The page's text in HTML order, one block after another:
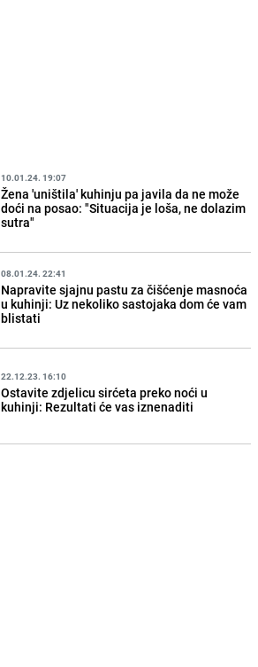
10.01.24. 19:07
Žena 'uništila' kuhinju pa javila da ne može
doći na posao: "Situacija je loša, ne dolazim
sutra"
08.01.24. 22:41
Napravite sjajnu pastu za čišćenje masnoća
u kuhinji: Uz nekoliko sastojaka dom će vam
blistati
22.12.23. 16:10
Ostavite zdjelicu sirćeta preko noći u
kuhinji: Rezultati će vas iznenaditi